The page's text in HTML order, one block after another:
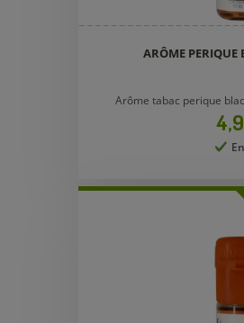
ARÔME PERIQUE
Arôme tabac perique